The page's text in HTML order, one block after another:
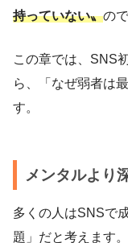
持っていない〟ので
この章では、SNS
ら、「なぜ弱者は
す。
メンタルより
多くの人はSNSで
題」だと考えます。